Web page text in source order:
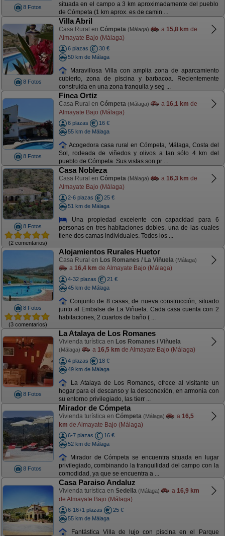
8 Fotos
situada en el campo a 3 km aproximadamente del pueblo
de Cómpeta (1 km aprox. es de camin ...
8 Fotos
Villa Abril
Casa Rural en Cómpeta (Málaga) a 15,8 km de
Almayate Bajo (Málaga)
6 plazas
30 €
50 km de Málaga
Maravillosa Villa con amplia zona de aparcamiento
cubierto, zona de piscina y barbacoa. Recientemente
construida en una zona tranquila y seg ...
8 Fotos
Finca Ortiz
Casa Rural en Cómpeta (Málaga) a 16,1 km de
Almayate Bajo (Málaga)
6 plazas
16 €
55 km de Málaga
Acogedora casa rural en Cómpeta, Málaga, Costa del
Sol, rodeada de viñedos y olivos a tan sólo 4 km del
pueblo de Cómpeta. Sus vistas son pr ...
8 Fotos
(2 comentarios)
Casa Nobleza
Casa Rural en Cómpeta (Málaga) a 16,3 km de
Almayate Bajo (Málaga)
2-6 plazas
25 €
51 km de Málaga
Una propiedad excelente con capacidad para 6
personas en tres habitaciones dobles, una de las cuales
tiene dos camas individuales. Todos los ...
8 Fotos
(3 comentarios)
Alojamientos Rurales Huetor
Casa Rural en Los Romanes / La Viñuela (Málaga)
a 16,4 km de Almayate Bajo (Málaga)
4-32 plazas
21 €
45 km de Málaga
Conjunto de 8 casas, de nueva construcción, situado
junto al Embalse de La Viñuela. Cada casa cuenta con 2
habitaciones, 2 cuartos de baño ( ...
8 Fotos
La Atalaya de Los Romanes
Vivienda turística en Los Romanes / Viñuela
(Málaga) a 16,5 km de Almayate Bajo (Málaga)
4 plazas
18 €
49 km de Málaga
La Atalaya de Los Romanes, ofrece al visitante un
hogar para el descanso y la desconexión, en armonia con
su entorno privilegiado, las tierr ...
8 Fotos
Mirador de Cómpeta
Vivienda turística en Cómpeta (Málaga) a 16,5
km de Almayate Bajo (Málaga)
6-7 plazas
16 €
52 km de Málaga
Mirador de Cómpeta se encuentra situada en lugar
privilegiado, combinando la tranquilidad del campo con la
comodidad, ya que se encuentra a ...
Casa Paraiso Andaluz
Vivienda turística en Sedella (Málaga) a 16,9 km
de Almayate Bajo (Málaga)
6-16+1 plazas
25 €
55 km de Málaga
Fantástica Villa de lujo con piscina en el Parque